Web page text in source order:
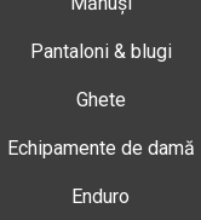
Pantaloni & blugi
Ghete
Echipamente de damă
Enduro